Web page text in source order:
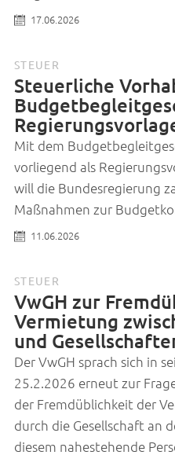
17.06.2026
STEUER
Steuerliche
Mit dem
vorliegend als
will die Bundesregierung
Maßnahmen zur
11.06.2026
STEUER
VwGH zur
Vermietung
und
Der VwGH sprach sich in
25.2.2026 erneut zur
der Fremdüblichkeit der
durch die Gesellschaft an
diesem nahestehende